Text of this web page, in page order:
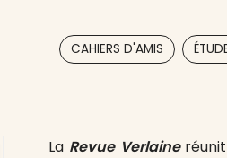
CAHIERS D'AMIS
La Revue Verlaineréunit